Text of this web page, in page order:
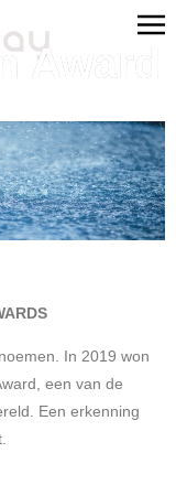
Award
In 2019 won
een van de
Een erkenning